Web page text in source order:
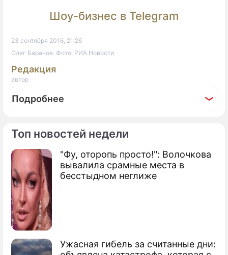
Топ новостей недели
"Фу, оторопь просто!": Волочкова
вывалила срамные места в
бесстыдном неглиже
Ужасная гибель за считанные дни:
Шоу-бизнес в Telegram
23 сентября 2016, 21:26
Олег Баранов. Фото: РИА Новости
Редакция
автор
Подробнее
По теме
Путин сократил центральный аппарат
МВД
В России создают новое министерство
Маркин подал рапорт об отставке